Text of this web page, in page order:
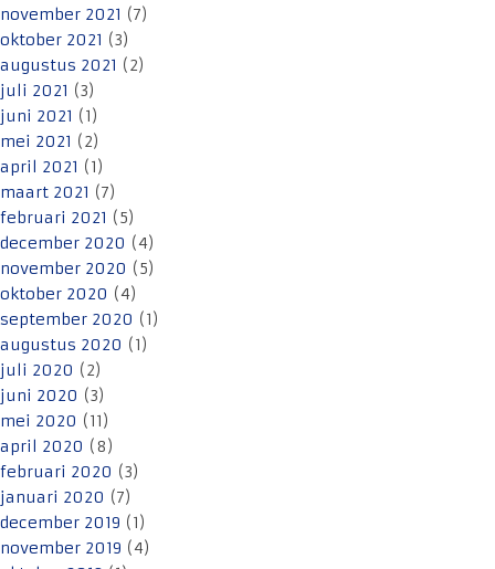
november 2021 (7)
oktober 2021 (3)
augustus 2021 (2)
juli 2021 (3)
juni 2021 (1)
mei 2021 (2)
april 2021 (1)
maart 2021 (7)
februari 2021 (5)
december 2020 (4)
november 2020 (5)
oktober 2020 (4)
september 2020 (1)
augustus 2020 (1)
juli 2020 (2)
juni 2020 (3)
mei 2020 (11)
april 2020 (8)
februari 2020 (3)
januari 2020 (7)
december 2019 (1)
november 2019 (4)